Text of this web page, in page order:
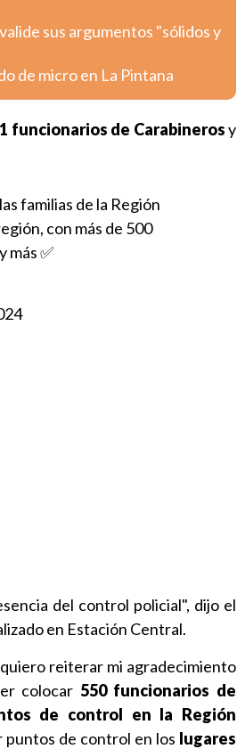
sus argumentos "sólidos y
de micro en La Pintana
funcionarios de Carabinerosy
familias de la Región
con más de 500
más ✅
del control policial", dijo el
en Estación Central.
reiterar mi agradecimiento
colocar 550 funcionarios de
de control en la Región
puntos de control en los lugares